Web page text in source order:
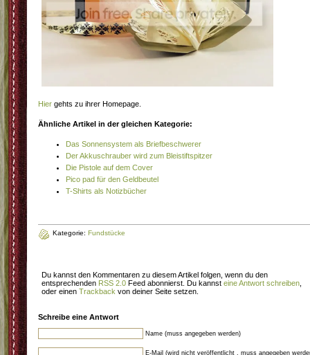
Hier gehts zu ihrer Homepage.
Ähnliche Artikel in der gleichen Kategorie:
Das Sonnensystem als Briefbeschwerer
Der Akkuschrauber wird zum Bleistiftspitzer
Die Pistole auf dem Cover
Pico pad für den Geldbeutel
T-Shirts als Notizbücher
Kategorie: Fundstücke
Du kannst den Kommentaren zu diesem Artikel folgen, wenn du den
entsprechenden RSS 2.0 Feed abonnierst. Du kannst eine Antwort schreiben
oder einen Trackback von deiner Seite setzen.
Schreibe eine Antwort
Name (muss angegeben werden)
E-Mail (wird nicht veröffentlicht , muss angegeben